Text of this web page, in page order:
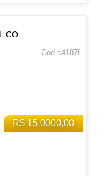
R$ 15.0000,00
Cod c4187f